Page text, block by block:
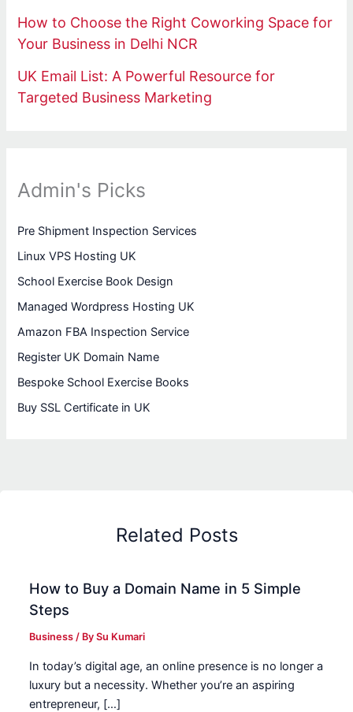
How to Choose the Right Coworking Space for
Your Business in Delhi NCR
UK Email List: A Powerful Resource for
Targeted Business Marketing
Admin's Picks
Pre Shipment Inspection Services
Linux VPS Hosting UK
School Exercise Book Design
Managed Wordpress Hosting UK
Amazon FBA Inspection Service
Register UK Domain Name
Bespoke School Exercise Books
Buy SSL Certificate in UK
Related Posts
How to Buy a Domain Name in 5 Simple
Steps
Business / BySu Kumari
In today’s digital age, an online presence is no longer a
luxury but a necessity. Whether you’re an aspiring
entrepreneur, […]